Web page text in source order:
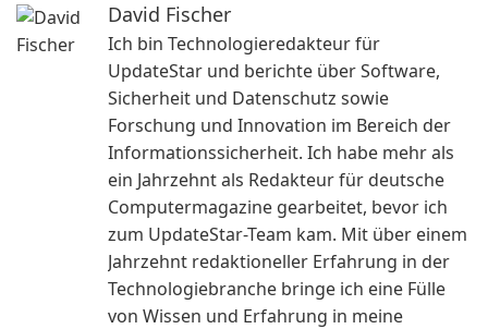
David Fischer
Ich bin Technologieredakteur für
UpdateStar und berichte über Software,
Sicherheit und Datenschutz sowie
Forschung und Innovation im Bereich der
Informationssicherheit. Ich habe mehr als
ein Jahrzehnt als Redakteur für deutsche
Computermagazine gearbeitet, bevor ich
zum UpdateStar-Team kam. Mit über einem
Jahrzehnt redaktioneller Erfahrung in der
Technologiebranche bringe ich eine Fülle
von Wissen und Erfahrung in meine